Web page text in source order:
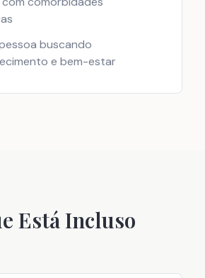
buscando
e bem-estar
Está Incluso